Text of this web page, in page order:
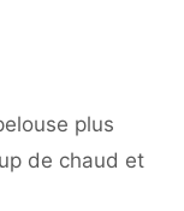
plus
de chaud et